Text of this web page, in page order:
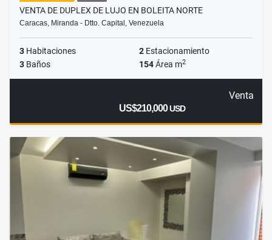
VENTA DE DUPLEX DE LUJO EN BOLEITA NORTE
Caracas, Miranda - Dtto. Capital, Venezuela
3 Habitaciones 2 Estacionamiento
3 Baños 154Área m2
Venta
US$210,000USD